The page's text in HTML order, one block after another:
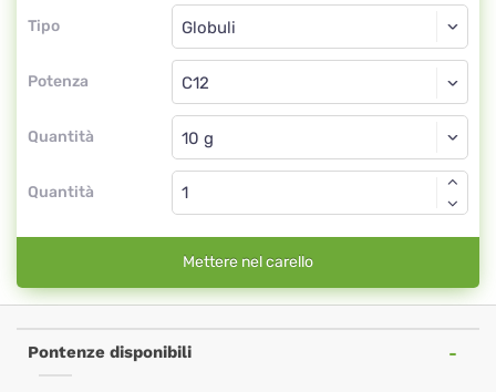
Tipo
Tipo
Potenza
Globuli
C12
Quantità
Globuli
Quantità
Mettere nel carello
Pontenze disponibili